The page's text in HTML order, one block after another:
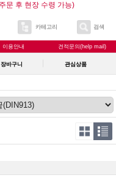
문 후 현장 수령 가능)
카테고리 검색
이용안내 견적문의(help mail)
장바구니 관심상품